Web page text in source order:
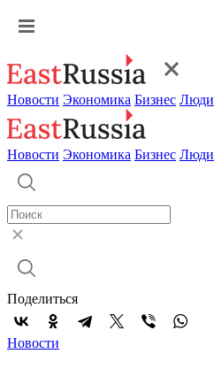
Новости Экономика Бизнес Люди
Новости Экономика Бизнес Люди
Поделиться
Новости